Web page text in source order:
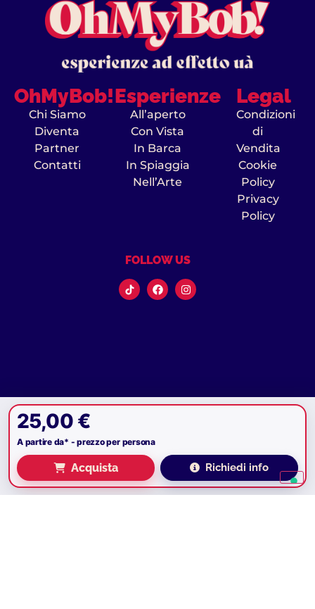
25,00 €
A partire da* - prezzo per persona
Acquista Richiedi info
OhMyBob!
Chi Siamo
Diventa
Partner
Contatti
Esperienze
All’aperto
Con Vista
In Barca
In Spiaggia
Nell’Arte
Legal
Condizioni
di
Vendita
Cookie
Policy
Privacy
Policy
FOLLOW US